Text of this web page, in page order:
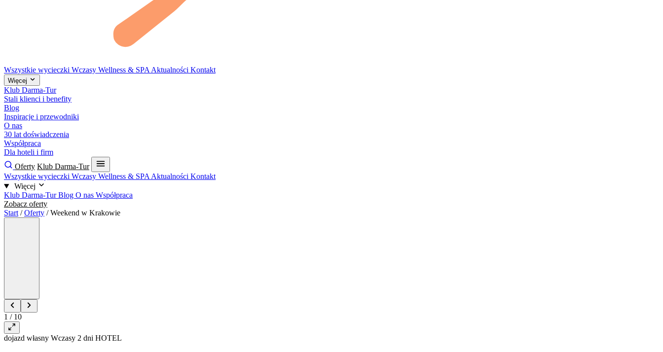
Wszystkie wycieczki Wczasy Wellness & SPA Aktualności Kontakt
Więcej
Klub Darma-Tur
Stali klienci i benefity
Blog
Inspiracje i przewodniki
O nas
30 lat doświadczenia
Współpraca
Dla hoteli i firm
Oferty Klub Darma-Tur
Wszystkie wycieczki Wczasy Wellness & SPA Aktualności Kontakt
Więcej
Klub Darma-TurBlog O nas Współpraca
Zobacz oferty
Start / Oferty / Weekend w Krakowie
1 / 10
dojazd własny Wczasy 2 dni HOTEL